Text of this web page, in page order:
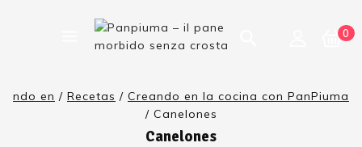
0
ndo en / Recetas / Creando en la cocina con PanPiuma
/ Canelones
Canelones